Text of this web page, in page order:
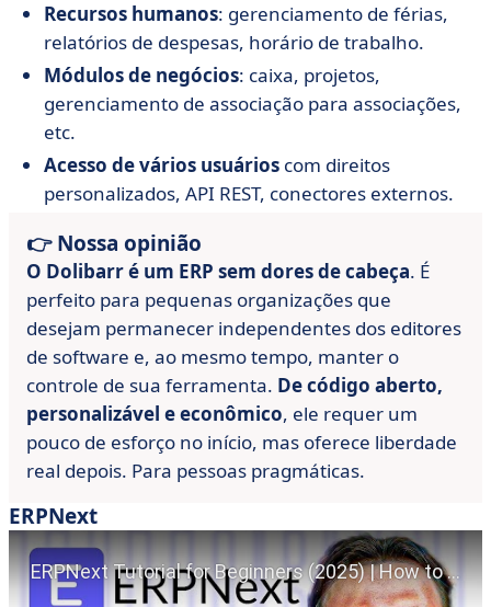
Recursos humanos: gerenciamento de férias,
relatórios de despesas, horário de trabalho.
Módulos de negócios: caixa, projetos,
gerenciamento de associação para associações,
etc.
Acesso de vários usuários com direitos
personalizados, API REST, conectores externos.
👉 Nossa opinião
O Dolibarr é um ERP sem dores de cabeça. É
perfeito para pequenas organizações que
desejam permanecer independentes dos editores
de software e, ao mesmo tempo, manter o
controle de sua ferramenta. De código aberto,
personalizável e econômico, ele requer um
pouco de esforço no início, mas oferece liberdade
real depois. Para pessoas pragmáticas.
ERPNext